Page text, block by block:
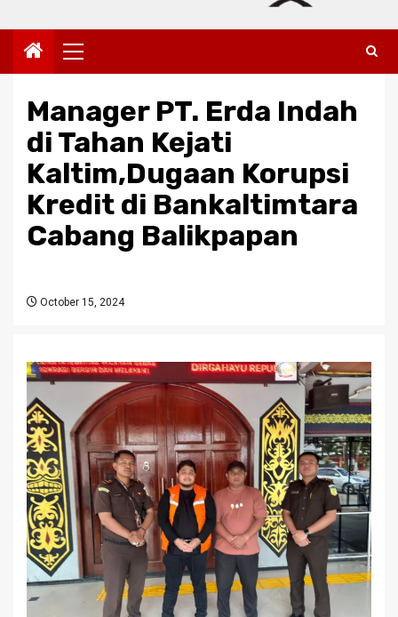
Primary
Menu
Manager PT. Erda Indah
di Tahan Kejati
Kaltim,Dugaan Korupsi
Kredit di Bankaltimtara
Cabang Balikpapan
October 15, 2024